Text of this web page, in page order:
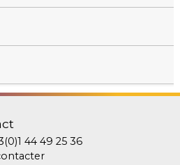
44 49 25 36